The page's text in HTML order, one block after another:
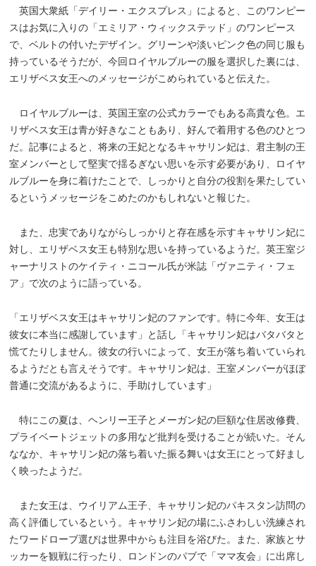
英国大衆紙「デイリー・エクスプレス」によると、このワンピー
スはお気に入りの「エミリア・ウィックステッド」のワンピース
で、ベルトの付いたデザイン。グリーンや淡いピンク色の同じ服も
持っているそうだが、今回ロイヤルブルーの服を選択した裏には、
エリザベス女王へのメッセージがこめられていると伝えた。
ロイヤルブルーは、英国王室の公式カラーでもある高貴な色。エ
リザベス女王は青が好きなこともあり、好んで着用する色のひとつ
だ。記事によると、将来の王妃となるキャサリン妃は、君主制の王
室メンバーとして堅実で揺るぎない思いを示す必要があり、ロイヤ
ルブルーを身に着けたことで、しっかりと自分の役割を果たしてい
るというメッセージをこめたのかもしれないと報じた。
また、忠実でありながらしっかりと存在感を示すキャサリン妃に
対し、エリザベス女王も特別な思いを持っているようだ。英王室ジ
ャーナリストのケイティ・ニコール氏が米誌「ヴァニティ・フェ
ア」で次のように語っている。
「エリザベス女王はキャサリン妃のファンです。特に今年、女王は
彼女に本当に感謝しています」と話し「キャサリン妃はバタバタと
慌てたりしません。彼女の行いによって、女王が落ち着いていられ
るようだとも言えそうです。キャサリン妃は、王室メンバーがほぼ
普通に交流があるように、手助けしています」
特にこの夏は、ヘンリー王子とメーガン妃の巨額な住居改修費、
プライベートジェットの多用など批判を受けることが続いた。そん
ななか、キャサリン妃の落ち着いた振る舞いは女王にとって好まし
く映ったようだ。
また女王は、ウイリアム王子、キャサリン妃のパキスタン訪問の
高く評価しているという。キャサリン妃の場にふさわしい洗練され
たワードローブ選びは世界中からも注目を浴びた。また、家族とサ
ッカーを観戦に行ったり、ロンドンのパブで「ママ友会」に出席し